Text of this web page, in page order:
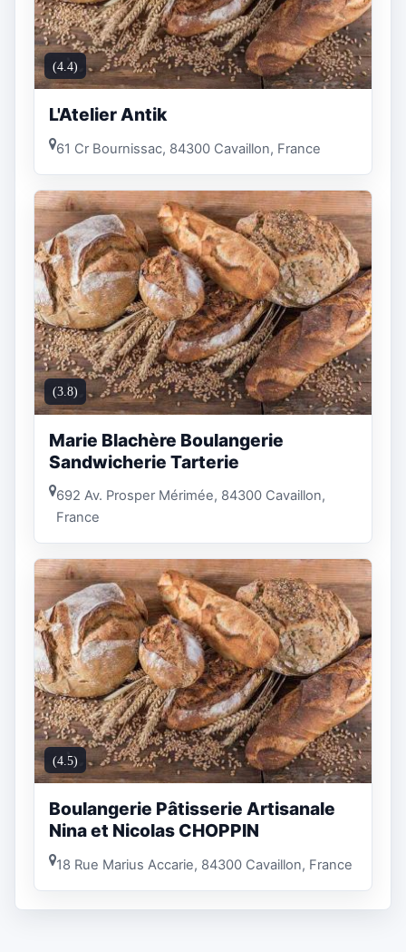
(4.4)
L'Atelier Antik
61 Cr Bournissac, 84300 Cavaillon, France
(3.8)
Marie Blachère Boulangerie
Sandwicherie Tarterie
692 Av. Prosper Mérimée, 84300 Cavaillon,
France
(4.5)
Boulangerie Pâtisserie Artisanale
Nina et Nicolas CHOPPIN
18 Rue Marius Accarie, 84300 Cavaillon, France